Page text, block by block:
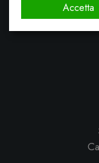
Accetta